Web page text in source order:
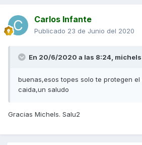
Aquí se pueden ver puestos en una
Carlos Infante
Publicado 23 de Junio del 2020
En 20/6/2020 a las 8:24,
buenas,esos topes solo te protegen
caida,un saludo
Gracias Michels. Salu2